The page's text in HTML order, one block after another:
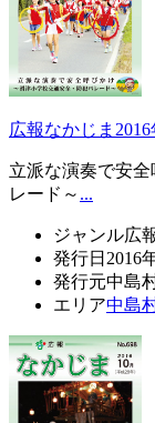
広報なかじま
立派な演奏で安
レード～ ...
ジャンル広
発行日 2016
発行元中島
エリア中島